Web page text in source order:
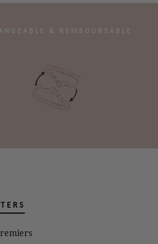
& REMBOURSABLE